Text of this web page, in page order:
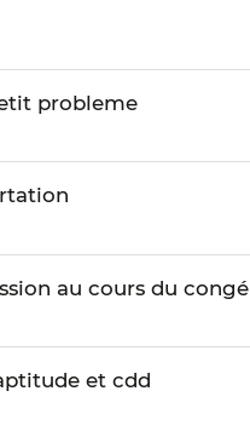
probleme
au cours du congé
et cdd